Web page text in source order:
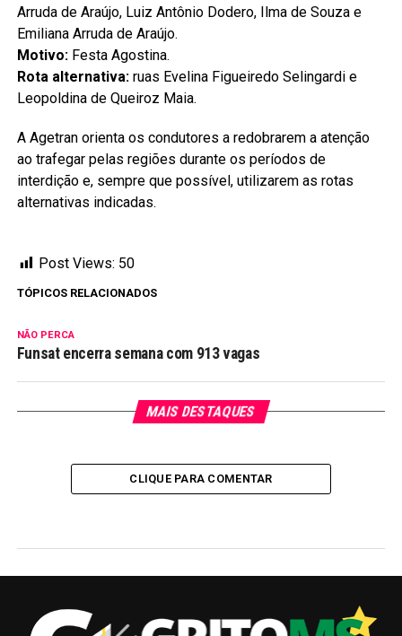
Arruda de Araújo, Luiz Antônio Dodero, Ilma de Souza e
Emiliana Arruda de Araújo.
Motivo:Festa Agostina.
Rota alternativa:ruas Evelina Figueiredo Selingardi e
Leopoldina de Queiroz Maia.
A Agetran orienta os condutores a redobrarem a atenção
ao trafegar pelas regiões durante os períodos de
interdição e, sempre que possível, utilizarem as rotas
alternativas indicadas.
Post Views: 50
TÓPICOS RELACIONADOS
NÃO PERCA
Funsat encerra semana com 913 vagas
MAIS DESTAQUES
CLIQUE PARA COMENTAR